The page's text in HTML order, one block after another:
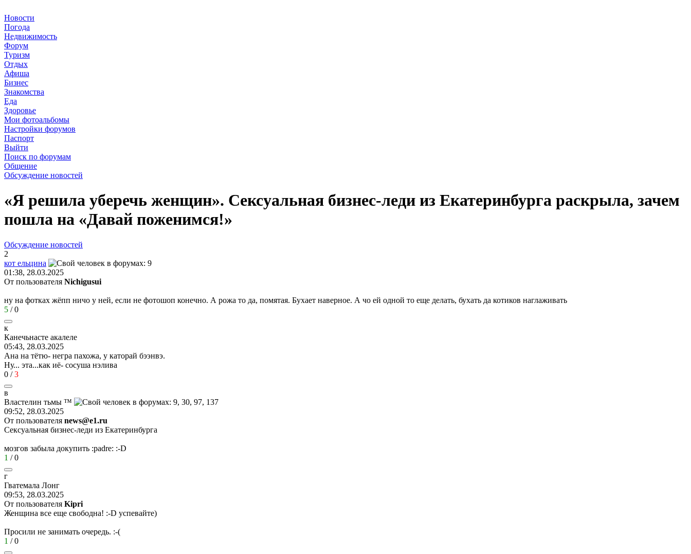
Новости
Погода
Недвижимость
Форум
Туризм
Отдых
Афиша
Бизнес
Знакомства
Еда
Здоровье
Мои фотоальбомы
Настройки форумов
Паспорт
Выйти
Поиск по форумам
Общение
Обсуждение новостей
«Я решила уберечь женщин». Сексуальная бизнес-леди из Екатеринбурга раскрыла, зачем
пошла на «Давай поженимся!»
Обсуждение новостей
2
кот ельцина
01:38, 28.03.2025
От пользователя Nichigusui
ну на фотках жёпп ничо у ней, если не фотошоп конечно. А рожа то да, помятая. Бухает наверное. А чо ей одной то еще делать, бухать да котиков наглаживать
5 /0
к
Канечьнасте акалеле
05:43, 28.03.2025
Ана на тётю- негра пахожа, у каторай бээнвэ.
Ну... эта...как иё- сосуша нэлива
0 /3
в
Властелин тьмы ™
09:52, 28.03.2025
От пользователя news@e1.ru
Сексуальная бизнес-леди из Екатеринбурга
мозгов забыла докупить :padre: :-D
1 /0
г
Гватемала Лонг
09:53, 28.03.2025
От пользователя Kipri
Женщина все еще свободна! :-D успевайте)
Просили не занимать очередь. :-(
1 /0